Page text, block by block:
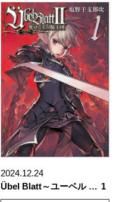
2024.12.24
Übel Blatt～ユーベル … 1